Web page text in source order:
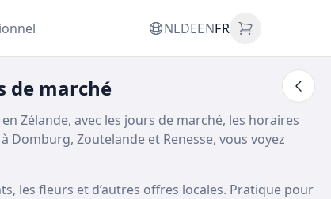
NLDEENFR
de marché
Zélande, avec les jours de marché, les horaires
Domburg, Zoutelande et Renesse, vous voyez
les fleurs et d’autres offres locales. Pratique pour